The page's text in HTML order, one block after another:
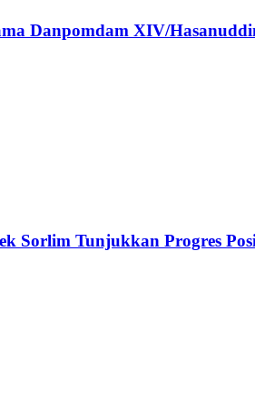
Danpomdam XIV/
Sorlim Tunjukkan Progres